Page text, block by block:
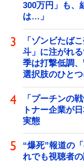
300万円」も、
は…」
「ゾンビたば
斗」に注がれ
季は打撃低調
選択肢のひとつ
「プーチンの
トナー企業が
実態
“爆死”報道の
れでも視聴者